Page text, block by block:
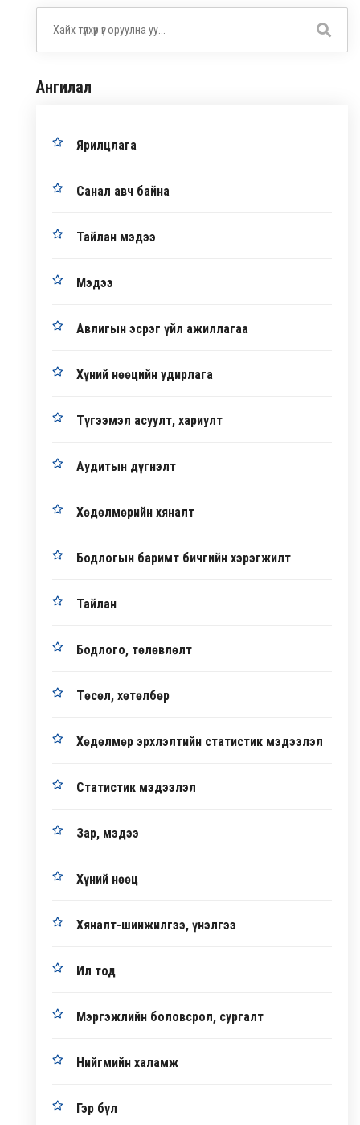
Ангилал
Ярилцлага
Санал авч байна
Тайлан мэдээ
Мэдээ
Авлигын эсрэг үйл ажиллагаа
Хүний нөөцийн удирлага
Түгээмэл асуулт, хариулт
Аудитын дүгнэлт
Хөдөлмөрийн хяналт
Бодлогын баримт бичгийн хэрэгжилт
Тайлан
Бодлого, төлөвлөлт
Төсөл, хөтөлбөр
Хөдөлмөр эрхлэлтийн статистик мэдээлэл
Статистик мэдээлэл
Зар, мэдээ
Хүний нөөц
Хяналт-шинжилгээ, үнэлгээ
Ил тод
Мэргэжлийн боловсрол, сургалт
Нийгмийн халамж
Гэр бүл